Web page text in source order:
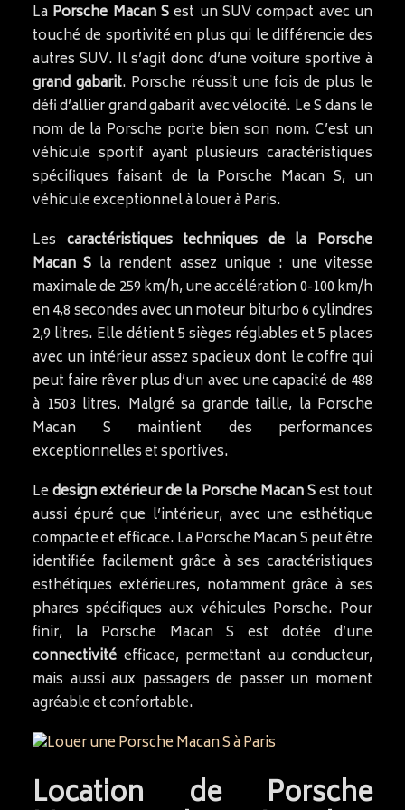
La Porsche Macan Sest un SUV compact avec un
touché de sportivité en plus qui le différencie des
autres SUV. Il s’agit donc d’une voiture sportive à
grand gabarit. Porsche réussit une fois de plus le
défi d’allier grand gabarit avec vélocité. Le S dans le
nom de la Porsche porte bien son nom. C’est un
véhicule sportif ayant plusieurs caractéristiques
spécifiques faisant de la Porsche Macan S, un
véhicule exceptionnel à louer à Paris.
Les caractéristiques techniques de la Porsche
Macan S la rendent assez unique : une vitesse
maximale de 259 km/h, une accélération 0-100 km/h
en 4,8 secondes avec un moteur biturbo 6 cylindres
2,9 litres. Elle détient 5 sièges réglables et 5 places
avec un intérieur assez spacieux dont le coffre qui
peut faire rêver plus d’un avec une capacité de 488
à 1503 litres. Malgré sa grande taille, la Porsche
Macan S maintient des performances
exceptionnelles et sportives.
Ledesign extérieur de la Porsche Macan Sest tout
aussi épuré que l’intérieur, avec une esthétique
compacte et efficace. La Porsche Macan S peut être
identifiée facilement grâce à ses caractéristiques
esthétiques extérieures, notamment grâce à ses
phares spécifiques aux véhicules Porsche. Pour
finir, la Porsche Macan S est dotée d’une
connectivité efficace, permettant au conducteur,
mais aussi aux passagers de passer un moment
agréable et confortable.
Location de Porsche